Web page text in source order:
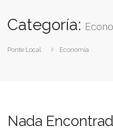
Categoría:
Ponte Local Economía
Nada